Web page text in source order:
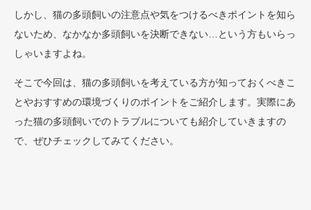
しかし、猫の多頭飼いの注意点や気をつけるべきポイントを知ら
ないため、なかなか多頭飼いを決断できない…という方もいらっ
しゃいますよね。
そこで今回は、猫の多頭飼いを考えている方が知っておくべきこ
とやおすすめの環境づくりのポイントをご紹介します。実際にあ
った猫の多頭飼いでのトラブルについても紹介していきますの
で、ぜひチェックしてみてください。